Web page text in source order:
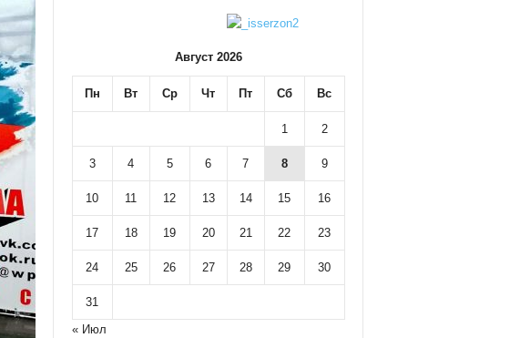
Август 2026
Пн Вт Ср Чт Пт Сб Вс
1 2
3 4 5 6 7 8 9
10 11 12 13 14 15 16
17 18 19 20 21 22 23
24 25 26 27 28 29 30
31
« Июл